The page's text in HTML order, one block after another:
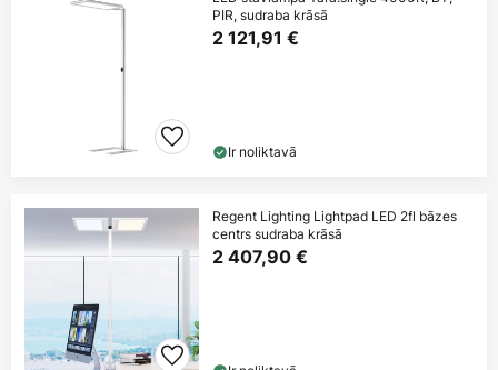
PIR, sudraba krāsā
2 121,91 €
Ir noliktavā
Regent Lighting Lightpad LED 2fl bāzes
centrs sudraba krāsā
2 407,90 €